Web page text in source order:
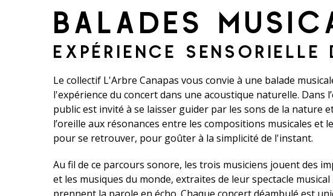
BALADES
EXPÉRIENCE
Le collectif L'Arbre Canapas vous convie à une balade
l'expérience du concert dans une acoustique naturelle. Dans
public est invité à se laisser guider par les sons de la nature
l’oreille aux résonances entre les compositions musicales
pour se retrouver, pour goûter à la simplicité de l'instant.
Au fil de ce parcours sonore, les trois musiciens jouent des
et les musiques du monde, extraites de leur spectacle musical